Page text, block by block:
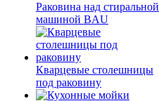
Раковина над стиральной
машиной BAU
Кварцевые столешницы
под раковину